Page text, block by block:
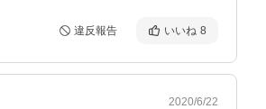
違反報告 いいね 8
2020/6/22